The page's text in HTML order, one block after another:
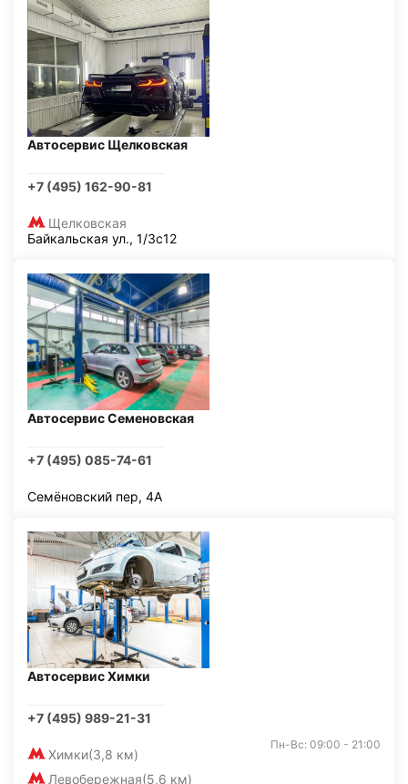
Автосервис Щелковская
+7 (495) 162-90-81
Щелковская
Байкальская ул., 1/3с12
Автосервис Семеновская
+7 (495) 085-74-61
Семёновский пер, 4А
Автосервис Химки
+7 (495) 989-21-31
Химки(3,8 км)
Левобережная(5,6 км)
Пн-Вс: 09:00 - 21:00